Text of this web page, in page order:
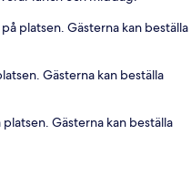
platsen. Gästerna kan beställa
Gästerna kan beställa
Gästerna kan beställa